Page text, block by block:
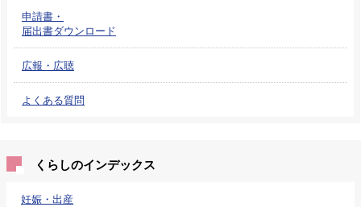
申請書・
届出書ダウンロード
広報・広聴
よくある質問
くらしのインデックス
妊娠・出産